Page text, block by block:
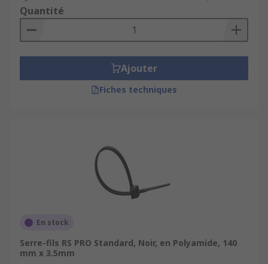
Quantité
Ajouter
Fiches techniques
En stock
Serre-fils RS PRO Standard, Noir, en Polyamide, 140
mm x 3.5mm